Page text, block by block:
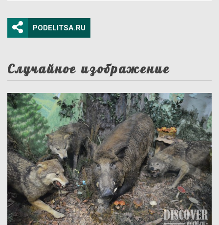
PODELITSA.RU
Случайное изображение